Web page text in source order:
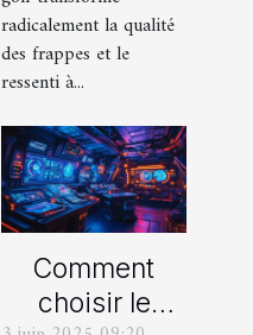
radicalement la qualité
des frappes et le
ressenti à...
Comment
choisir le